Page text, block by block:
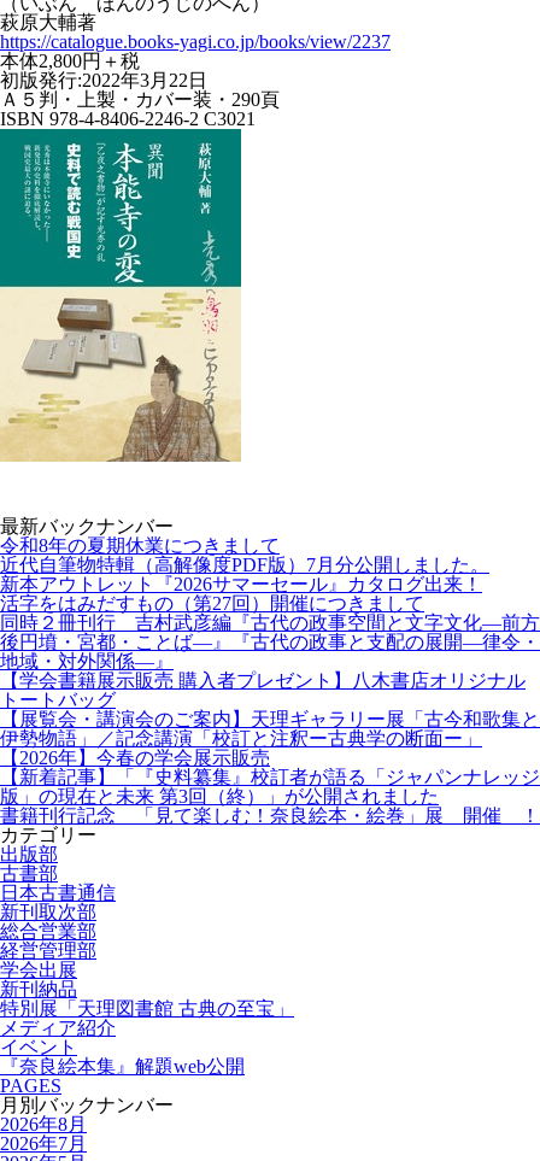
萩原大輔著
https://catalogue.books-yagi.co.jp/books/view/2237
本体2,800円＋税
初版発行:2022年3月22日
Ａ５判・上製・カバー装・290頁
ISBN 978-4-8406-2246-2 C3021
最新バックナンバー
令和8年の夏期休業につきまして
近代自筆物特輯（高解像度PDF版）7月分公開しました。
新本アウトレット『2026サマーセール』カタログ出来！
活字をはみだすもの（第27回）開催につきまして
同時２冊刊行 吉村武彦編『古代の政事空間と文字文化—前方
後円墳・宮都・ことば—』『古代の政事と支配の展開—律令・
地域・対外関係—』
【学会書籍展示販売 購入者プレゼント】八木書店オリジナル
トートバッグ
【展覧会・講演会のご案内】天理ギャラリー展「古今和歌集と
伊勢物語」／記念講演「校訂と注釈ー古典学の断面ー」
【2026年】今春の学会展示販売
【新着記事】「『史料纂集』校訂者が語る「ジャパンナレッジ
版」の現在と未来 第3回（終）」が公開されました
書籍刊行記念 「見て楽しむ！奈良絵本・絵巻」展 開催 ！
カテゴリー
出版部
古書部
日本古書通信
新刊取次部
総合営業部
経営管理部
学会出展
新刊納品
特別展「天理図書館 古典の至宝」
メディア紹介
イベント
『奈良絵本集』解題web公開
PAGES
月別バックナンバー
2026年8月
2026年7月